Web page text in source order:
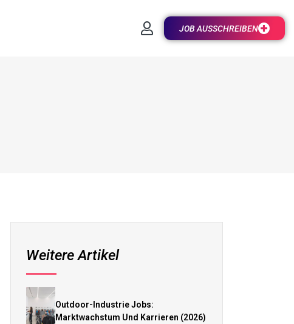
JOB AUSSCHREIBEN
Weitere Artikel
Outdoor-Industrie Jobs:
Marktwachstum Und Karrieren (2026)